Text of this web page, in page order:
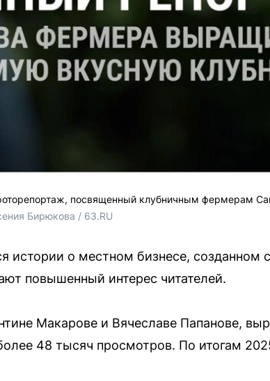
посвященный клубничным фермерам
Бирюкова / 63.RU
о местном бизнесе, созданном
повышенный интерес читателей.
Макарове и Вячеславе Папанове,
48 тысяч просмотров. По итогам